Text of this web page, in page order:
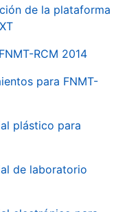
de la plataforma
RCM 2014
para FNMT-
plástico para
de laboratorio